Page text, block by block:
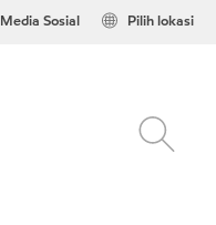
Pilih lokasi
Media Sosial